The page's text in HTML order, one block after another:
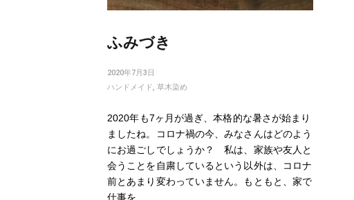
ふみづき
2020年7月3日
ハンドメイド 草木染め
2020年も7ヶ月が過ぎ、本格的な暑さが始まり
ましたね。コロナ禍の今、みなさんはどのよう
にお過ごしでしょうか？ 私は、家族や友人と
会うことを自粛しているという以外は、コロナ
前とあまり変わっていません。もともと、家で
仕事を…